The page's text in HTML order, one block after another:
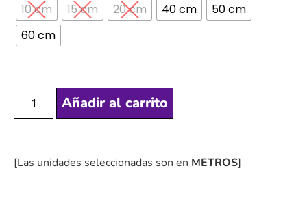
10 cm 15 cm 20 cm 40 cm
50 cm
60 cm
Añadir al carrito
[Las unidades seleccionadas son en METROS]